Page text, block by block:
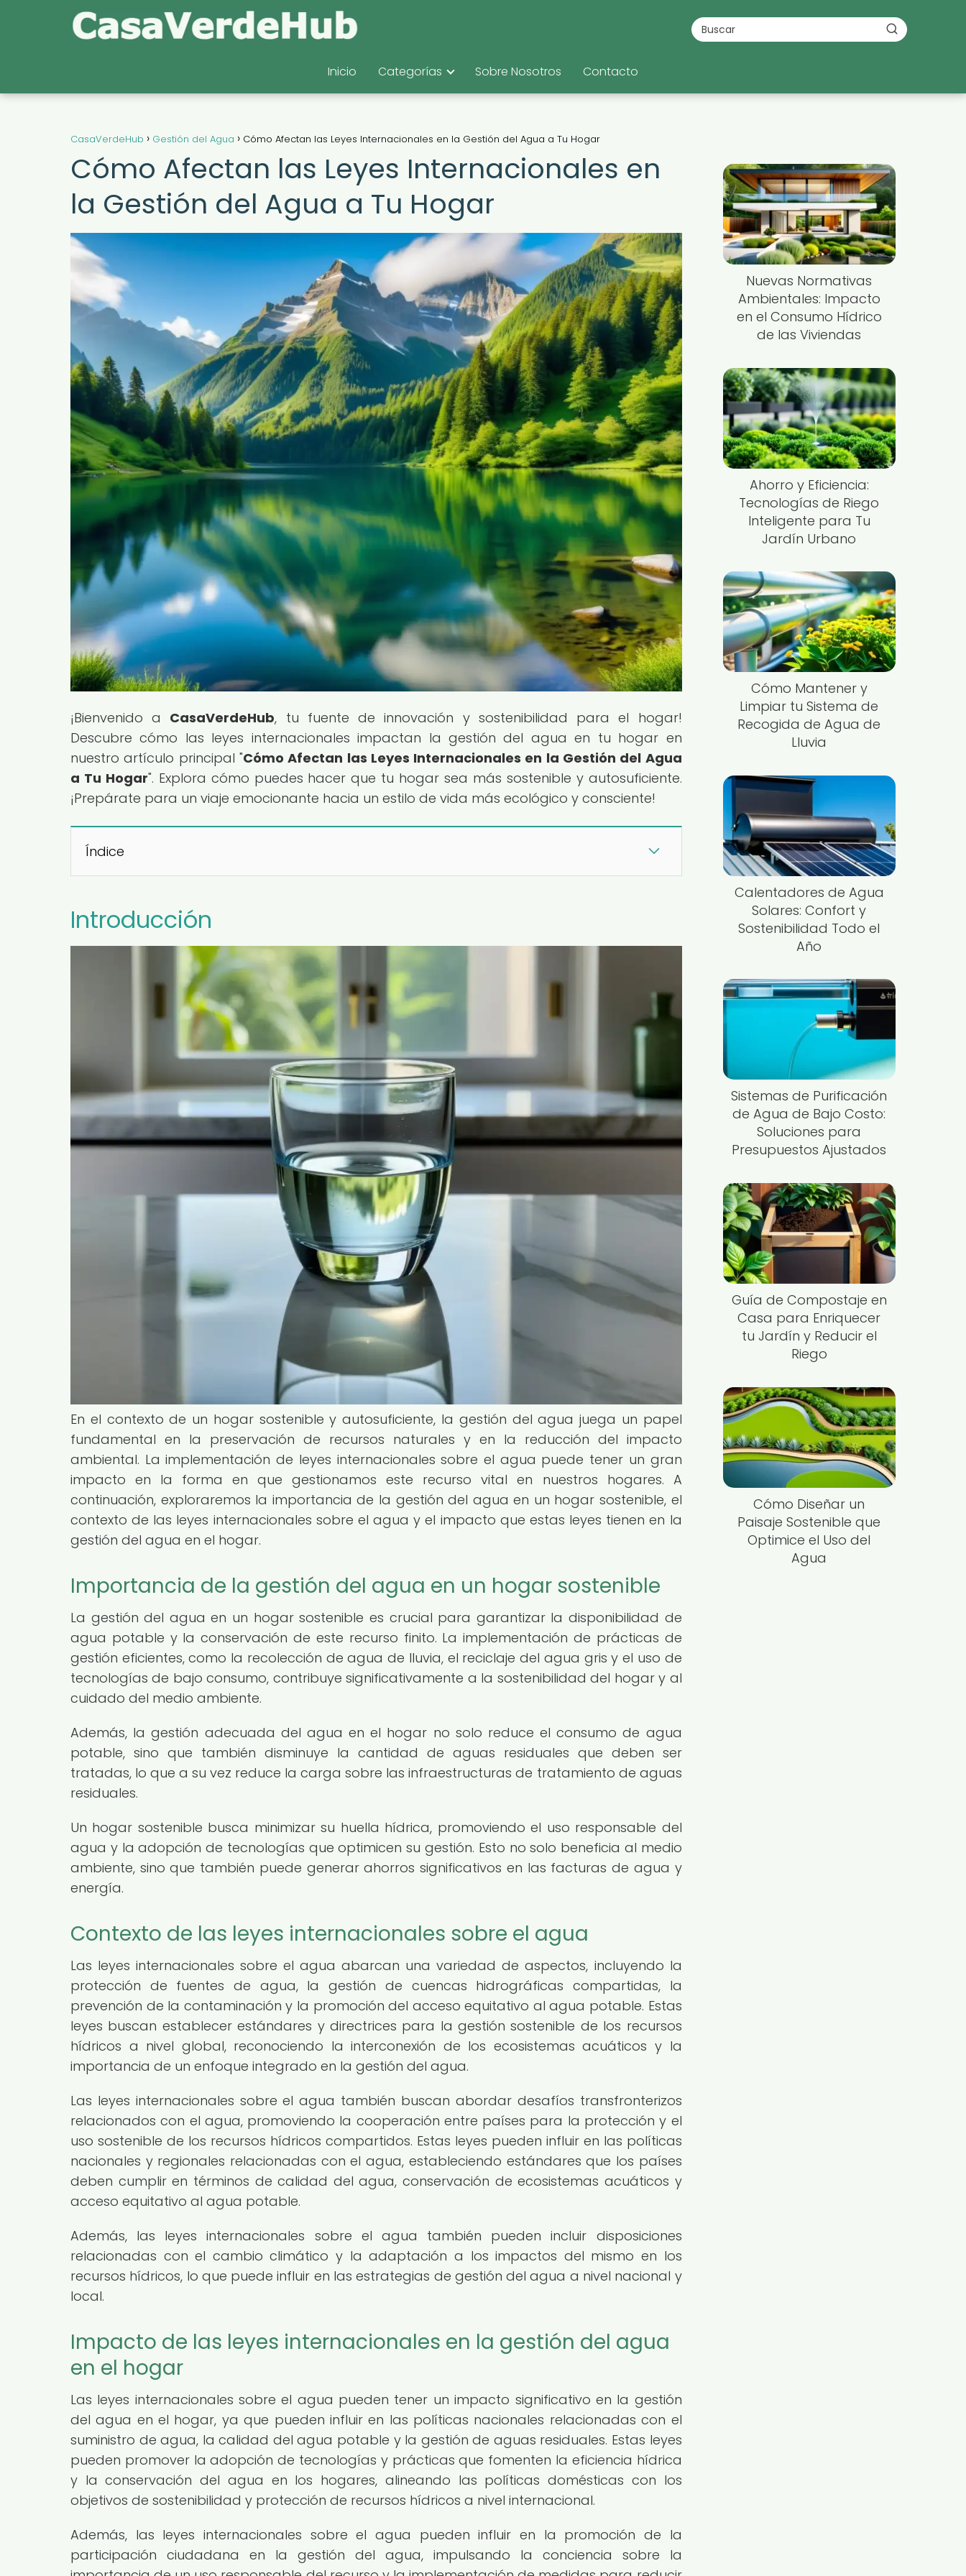
Inicio Categorías Sobre Nosotros Contacto
CasaVerdeHub Gestión del Agua Cómo Afectan las Leyes Internacionales en la Gestión del Agua a Tu Hogar
Cómo Afectan las Leyes Internacionales en
la Gestión del Agua a Tu Hogar
¡Bienvenido a CasaVerdeHub, tu fuente de innovación y sostenibilidad para el hogar!
Descubre cómo las leyes internacionales impactan la gestión del agua en tu hogar en
nuestro artículo principal "Cómo Afectan las Leyes Internacionales en la Gestión del Agua
a Tu Hogar". Explora cómo puedes hacer que tu hogar sea más sostenible y autosuficiente.
¡Prepárate para un viaje emocionante hacia un estilo de vida más ecológico y consciente!
Índice
Introducción
En el contexto de un hogar sostenible y autosuficiente, la gestión del agua juega un papel
fundamental en la preservación de recursos naturales y en la reducción del impacto
ambiental. La implementación de leyes internacionales sobre el agua puede tener un gran
impacto en la forma en que gestionamos este recurso vital en nuestros hogares. A
continuación, exploraremos la importancia de la gestión del agua en un hogar sostenible, el
contexto de las leyes internacionales sobre el agua y el impacto que estas leyes tienen en la
gestión del agua en el hogar.
Importancia de la gestión del agua en un hogar sostenible
La gestión del agua en un hogar sostenible es crucial para garantizar la disponibilidad de
agua potable y la conservación de este recurso finito. La implementación de prácticas de
gestión eficientes, como la recolección de agua de lluvia, el reciclaje del agua gris y el uso de
tecnologías de bajo consumo, contribuye significativamente a la sostenibilidad del hogar y al
cuidado del medio ambiente.
Además, la gestión adecuada del agua en el hogar no solo reduce el consumo de agua
potable, sino que también disminuye la cantidad de aguas residuales que deben ser
tratadas, lo que a su vez reduce la carga sobre las infraestructuras de tratamiento de aguas
residuales.
Un hogar sostenible busca minimizar su huella hídrica, promoviendo el uso responsable del
agua y la adopción de tecnologías que optimicen su gestión. Esto no solo beneficia al medio
ambiente, sino que también puede generar ahorros significativos en las facturas de agua y
energía.
Contexto de las leyes internacionales sobre el agua
Las leyes internacionales sobre el agua abarcan una variedad de aspectos, incluyendo la
protección de fuentes de agua, la gestión de cuencas hidrográficas compartidas, la
prevención de la contaminación y la promoción del acceso equitativo al agua potable. Estas
leyes buscan establecer estándares y directrices para la gestión sostenible de los recursos
hídricos a nivel global, reconociendo la interconexión de los ecosistemas acuáticos y la
importancia de un enfoque integrado en la gestión del agua.
Las leyes internacionales sobre el agua también buscan abordar desafíos transfronterizos
relacionados con el agua, promoviendo la cooperación entre países para la protección y el
uso sostenible de los recursos hídricos compartidos. Estas leyes pueden influir en las políticas
nacionales y regionales relacionadas con el agua, estableciendo estándares que los países
deben cumplir en términos de calidad del agua, conservación de ecosistemas acuáticos y
acceso equitativo al agua potable.
Además, las leyes internacionales sobre el agua también pueden incluir disposiciones
relacionadas con el cambio climático y la adaptación a los impactos del mismo en los
recursos hídricos, lo que puede influir en las estrategias de gestión del agua a nivel nacional y
local.
Impacto de las leyes internacionales en la gestión del agua
en el hogar
Las leyes internacionales sobre el agua pueden tener un impacto significativo en la gestión
del agua en el hogar, ya que pueden influir en las políticas nacionales relacionadas con el
suministro de agua, la calidad del agua potable y la gestión de aguas residuales. Estas leyes
pueden promover la adopción de tecnologías y prácticas que fomenten la eficiencia hídrica
y la conservación del agua en los hogares, alineando las políticas domésticas con los
objetivos de sostenibilidad y protección de recursos hídricos a nivel internacional.
Además, las leyes internacionales sobre el agua pueden influir en la promoción de la
participación ciudadana en la gestión del agua, impulsando la conciencia sobre la
Nuevas Normativas
Ambientales: Impacto
en el Consumo Hídrico
de las Viviendas
Ahorro y Eficiencia:
Tecnologías de Riego
Inteligente para Tu
Jardín Urbano
Cómo Mantener y
Limpiar tu Sistema de
Recogida de Agua de
Lluvia
Calentadores de Agua
Solares: Confort y
Sostenibilidad Todo el
Año
Sistemas de Purificación
de Agua de Bajo Costo:
Soluciones para
Presupuestos Ajustados
Guía de Compostaje en
Casa para Enriquecer
tu Jardín y Reducir el
Riego
Cómo Diseñar un
Paisaje Sostenible que
Optimice el Uso del
Agua